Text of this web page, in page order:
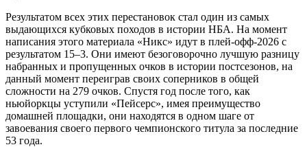
Результатом всех этих перестановок стал один из самых
выдающихся кубковых походов в истории НБА. На момент
написания этого материала «Никс» идут в плей-офф-2026 с
результатом 15–3. Они имеют безоговорочно лучшую разницу
набранных и пропущенных очков в истории постсезонов, на
данный момент переиграв своих соперников в общей
сложности на 279 очков. Спустя год после того, как
ньюйоркцы уступили «Пейсерс», имея преимущество
домашней площадки, они находятся в одном шаге от
завоевания своего первого чемпионского титула за последние
53 года.